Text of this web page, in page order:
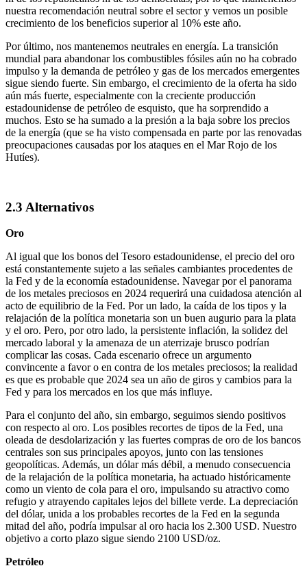
nuestra recomendación neutral sobre el sector y vemos un posible
crecimiento de los beneficios superior al 10% este año.
Por último, nos mantenemos neutrales en energía. La transición
mundial para abandonar los combustibles fósiles aún no ha cobrado
impulso y la demanda de petróleo y gas de los mercados emergentes
sigue siendo fuerte. Sin embargo, el crecimiento de la oferta ha sido
aún más fuerte, especialmente con la creciente producción
estadounidense de petróleo de esquisto, que ha sorprendido a
muchos. Esto se ha sumado a la presión a la baja sobre los precios
de la energía (que se ha visto compensada en parte por las renovadas
preocupaciones causadas por los ataques en el Mar Rojo de los
Hutíes).
2.3 Alternativos
Oro
Al igual que los bonos del Tesoro estadounidense, el precio del oro
está constantemente sujeto a las señales cambiantes procedentes de
la Fed y de la economía estadounidense. Navegar por el panorama
de los metales preciosos en 2024 requerirá una cuidadosa atención al
acto de equilibrio de la Fed. Por un lado, la caída de los tipos y la
relajación de la política monetaria son un buen augurio para la plata
y el oro. Pero, por otro lado, la persistente inflación, la solidez del
mercado laboral y la amenaza de un aterrizaje brusco podrían
complicar las cosas. Cada escenario ofrece un argumento
convincente a favor o en contra de los metales preciosos; la realidad
es que es probable que 2024 sea un año de giros y cambios para la
Fed y para los mercados en los que más influye.
Para el conjunto del año, sin embargo, seguimos siendo positivos
con respecto al oro. Los posibles recortes de tipos de la Fed, una
oleada de desdolarización y las fuertes compras de oro de los bancos
centrales son sus principales apoyos, junto con las tensiones
geopolíticas. Además, un dólar más débil, a menudo consecuencia
de la relajación de la política monetaria, ha actuado históricamente
como un viento de cola para el oro, impulsando su atractivo como
refugio y atrayendo capitales lejos del billete verde. La depreciación
del dólar, unida a los probables recortes de la Fed en la segunda
mitad del año, podría impulsar al oro hacia los 2.300 USD. Nuestro
objetivo a corto plazo sigue siendo 2100 USD/oz.
Petróleo